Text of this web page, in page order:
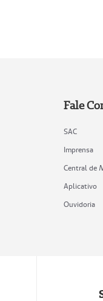
Fale
SAC
Imprensa
Central de
Aplicativo
Ouvidoria